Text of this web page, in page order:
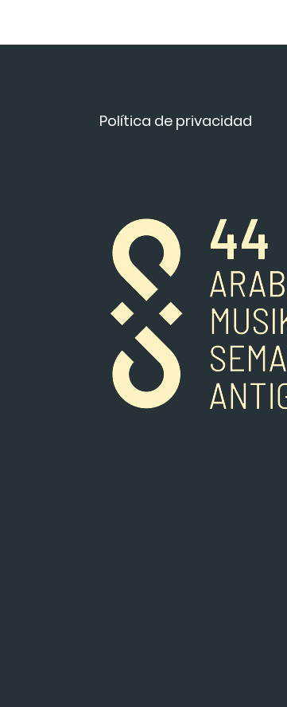
Política de privacidad